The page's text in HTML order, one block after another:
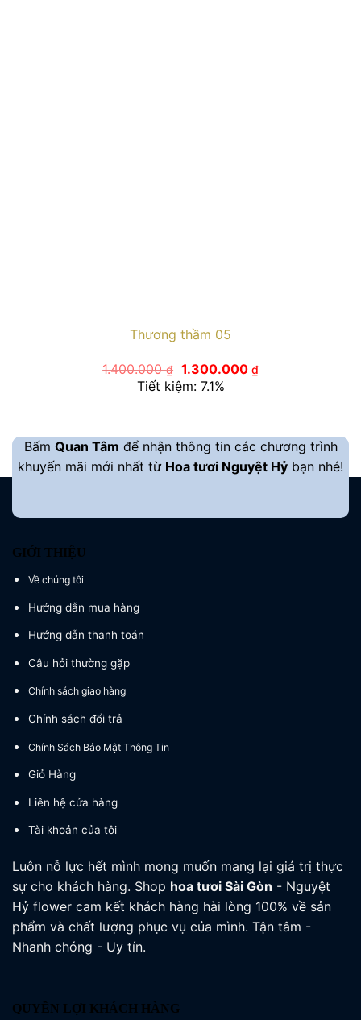
Thương thầm 05
1.400.000₫ Giá
gốc
là:
1.300.000 ₫Giá
hiện
Tiết kiệm: 7.1%
Bấm Quan Tâm để nhận thông tin các chương trình
khuyến mãi mới nhất từ Hoa tươi Nguyệt Hỷ bạn nhé!
GIỚI THIỆU
Về chúng tôi
Hướng dẫn mua hàng
Hướng dẫn thanh toán
Câu hỏi thường gặp
Chính sách giao hàng
Chính sách đổi trả
Chính Sách Bảo Mật Thông Tin
Giỏ Hàng
Liên hệ cửa hàng
Tài khoản của tôi
Luôn nỗ lực hết mình mong muốn mang lại giá trị thực
sự cho khách hàng. Shop hoa tươi Sài Gòn - Nguyệt
Hỷ flower cam kết khách hàng hài lòng 100% về sản
phẩm và chất lượng phục vụ của mình. Tận tâm -
Nhanh chóng - Uy tín.
QUYỀN LỢI KHÁCH HÀNG